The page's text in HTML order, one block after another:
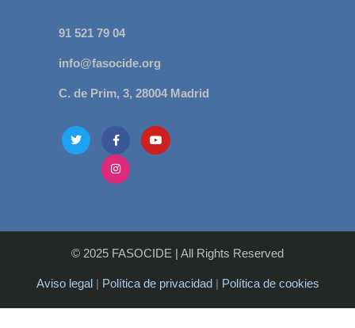
91 521 79 04
info@fasocide.org
C. de Prim, 3, 28004 Madrid
© 2025 FASOCIDE | All Rights Reserved
Aviso legal| Política de privacidad| Política de cookies